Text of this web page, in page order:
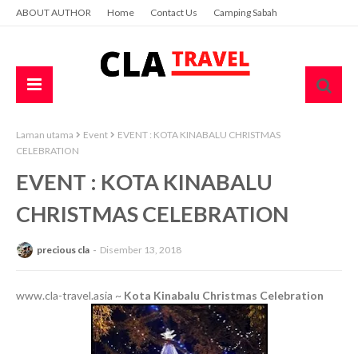
ABOUT AUTHOR Home Contact Us Camping Sabah
Laman utama Event
EVENT : KOTA KINABALU CHRISTMAS
CELEBRATION
EVENT : KOTA KINABALU
CHRISTMAS CELEBRATION
precious cla Disember 13, 2018
www.cla-travel.asia ~ Kota Kinabalu Christmas Celebration